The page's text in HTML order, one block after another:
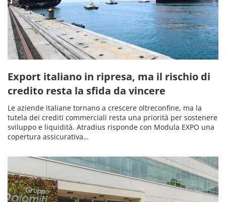
Export italiano in ripresa, ma il rischio di
credito resta la sfida da vincere
Le aziende italiane tornano a crescere oltreconfine, ma la
tutela dei crediti commerciali resta una priorità per sostenere
sviluppo e liquidità. Atradius risponde con Modula EXPO una
copertura assicurativa…